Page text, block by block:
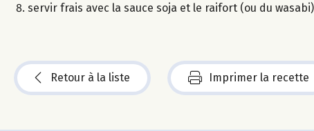
servir frais avec la sauce soja et le raifort (ou du
Retour à la liste Imprimer la recette